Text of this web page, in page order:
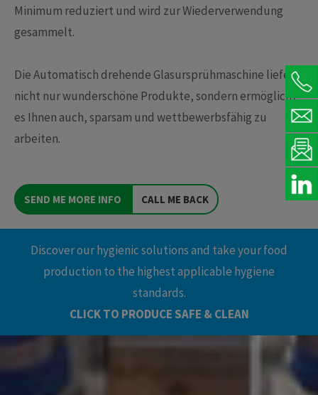
Minimum reduziert und wird zur Wiederverwendung
gesammelt.
Die Automatisch drehende Glasursprühmaschine liefert
nicht nur wunderschöne Produkte, sondern ermöglicht
es Ihnen auch, sparsam und wettbewerbsfähig zu
arbeiten.
SEND ME MORE INFO CALL ME BACK
Discover our hygienic solutions and take your food
production to the highest applicable hygiene
standards.
CLICK TO PRODUCE SAFE & CLEAN